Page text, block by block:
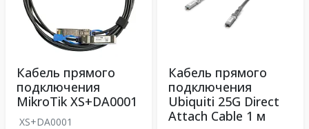
Кабель прямого
подключения
MikroTik XS+DA0001
XS+DA0001
Кабель прямого
подключения
Ubiquiti 25G Direct
Attach Cable 1 м